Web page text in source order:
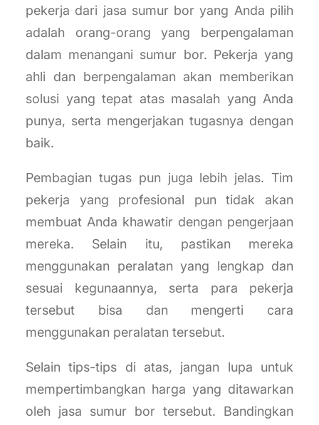
pekerja dari jasa sumur bor yang Anda pilih
adalah orang-orang yang berpengalaman
dalam menangani sumur bor. Pekerja yang
ahli dan berpengalaman akan memberikan
solusi yang tepat atas masalah yang Anda
punya, serta mengerjakan tugasnya dengan
baik.
Pembagian tugas pun juga lebih jelas. Tim
pekerja yang profesional pun tidak akan
membuat Anda khawatir dengan pengerjaan
mereka. Selain itu, pastikan mereka
menggunakan peralatan yang lengkap dan
sesuai kegunaannya, serta para pekerja
tersebut bisa dan mengerti cara
menggunakan peralatan tersebut.
Selain tips-tips di atas, jangan lupa untuk
mempertimbangkan harga yang ditawarkan
oleh jasa sumur bor tersebut. Bandingkan